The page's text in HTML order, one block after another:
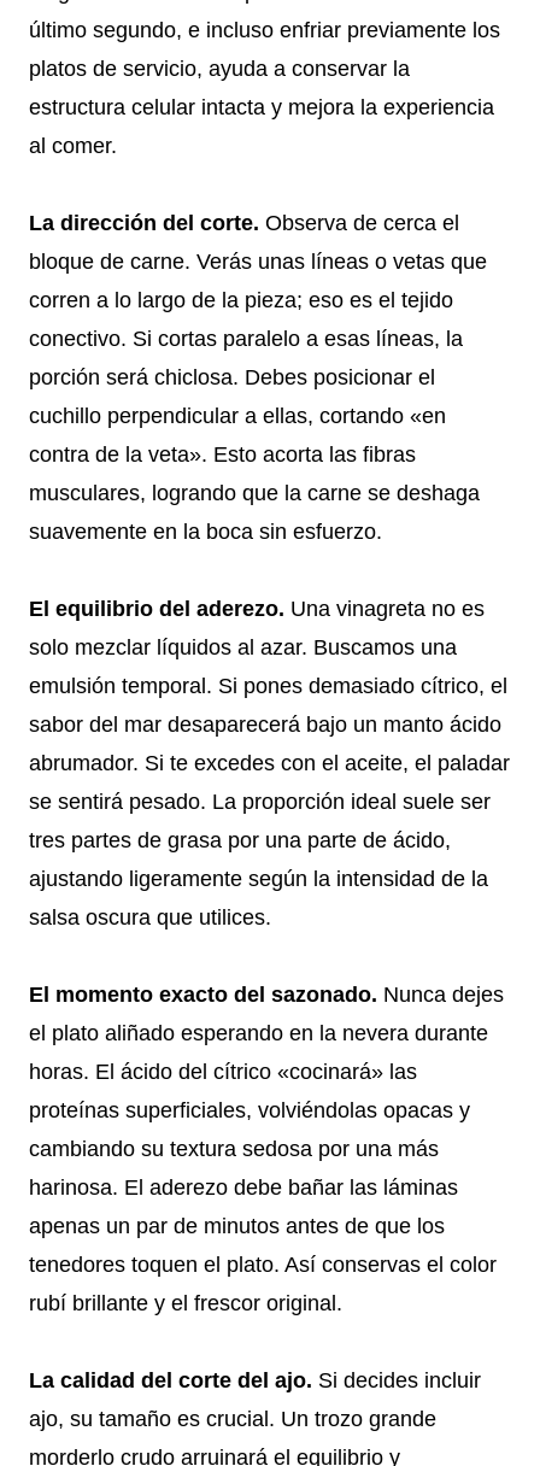
último segundo, e incluso enfriar previamente los
platos de servicio, ayuda a conservar la
estructura celular intacta y mejora la experiencia
al comer.
La dirección del corte. Observa de cerca el
bloque de carne. Verás unas líneas o vetas que
corren a lo largo de la pieza; eso es el tejido
conectivo. Si cortas paralelo a esas líneas, la
porción será chiclosa. Debes posicionar el
cuchillo perpendicular a ellas, cortando «en
contra de la veta». Esto acorta las fibras
musculares, logrando que la carne se deshaga
suavemente en la boca sin esfuerzo.
El equilibrio del aderezo. Una vinagreta no es
solo mezclar líquidos al azar. Buscamos una
emulsión temporal. Si pones demasiado cítrico, el
sabor del mar desaparecerá bajo un manto ácido
abrumador. Si te excedes con el aceite, el paladar
se sentirá pesado. La proporción ideal suele ser
tres partes de grasa por una parte de ácido,
ajustando ligeramente según la intensidad de la
salsa oscura que utilices.
El momento exacto del sazonado. Nunca dejes
el plato aliñado esperando en la nevera durante
horas. El ácido del cítrico «cocinará» las
proteínas superficiales, volviéndolas opacas y
cambiando su textura sedosa por una más
harinosa. El aderezo debe bañar las láminas
apenas un par de minutos antes de que los
tenedores toquen el plato. Así conservas el color
rubí brillante y el frescor original.
La calidad del corte del ajo. Si decides incluir
ajo, su tamaño es crucial. Un trozo grande
morderlo crudo arruinará el equilibrio y